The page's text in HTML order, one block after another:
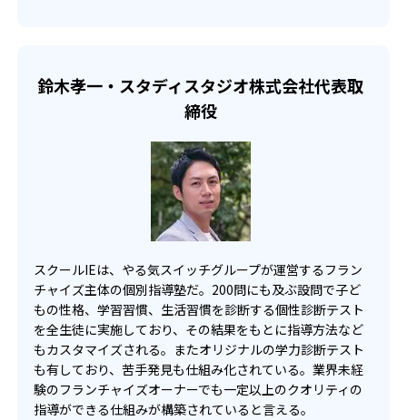
明星学園高校 - 昭和第一学園高校 -
- 東野高校
大学の合格実績
関西学院大学 - 芝浦工業大学 -
日本大学 - 東洋大学 -
駒澤大学 - 専修大学 -
鈴木孝一・スタディスタジオ株式会社代表取
締役
スクールIEは、やる気スイッチグループが運営するフラン
チャイズ主体の個別指導塾だ。200問にも及ぶ設問で子ど
もの性格、学習習慣、生活習慣を診断する個性診断テスト
を全生徒に実施しており、その結果をもとに指導方法など
もカスタマイズされる。またオリジナルの学力診断テスト
も有しており、苦手発見も仕組み化されている。業界未経
験のフランチャイズオーナーでも一定以上のクオリティの
指導ができる仕組みが構築されていると言える。